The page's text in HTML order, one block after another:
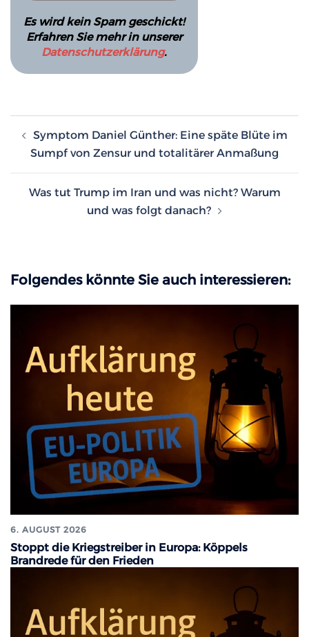
Es wird kein Spam geschickt!
Erfahren Sie mehr in unserer
Datenschutzerklärung.
Symptom Daniel Günther: Eine späte Blüte im
Sumpf von Zensur und totalitärer Anmaßung
Was tut Trump im Iran und was nicht? Warum
und was folgt danach?
Folgendes könnte Sie auch interessieren:
6. AUGUST 2026
Stoppt die Kriegstreiber in Europa: Köppels
Brandrede für den Frieden